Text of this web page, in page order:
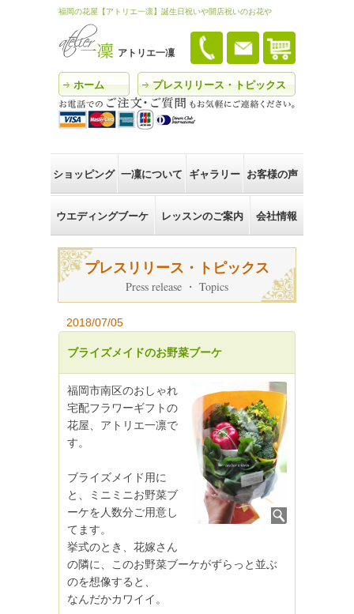
福岡の花屋【アトリエ一凛】誕生日祝いや開店祝いのお花や
アトリエ一凜
ホーム プレスリリース・トピックス
ショッピング 一凜について ギャラリー お客様の声
ウエディングブーケ レッスンのご案内 会社情報
プレスリリース・トピックス
Press release ・ Topics
2018/07/05
ブライズメイドのお野菜ブーケ
福岡市南区のおしゃれ
宅配フラワーギフトの
花屋、アトリエ一凛で
す。
ブライズメイド用に
と、ミニミニお野菜ブ
ーケを人数分ご用意し
てます。
挙式のとき、花嫁さん
の隣に、このお野菜ブーケがずらっと並ぶ
のを想像すると、
なんだかカワイイ。